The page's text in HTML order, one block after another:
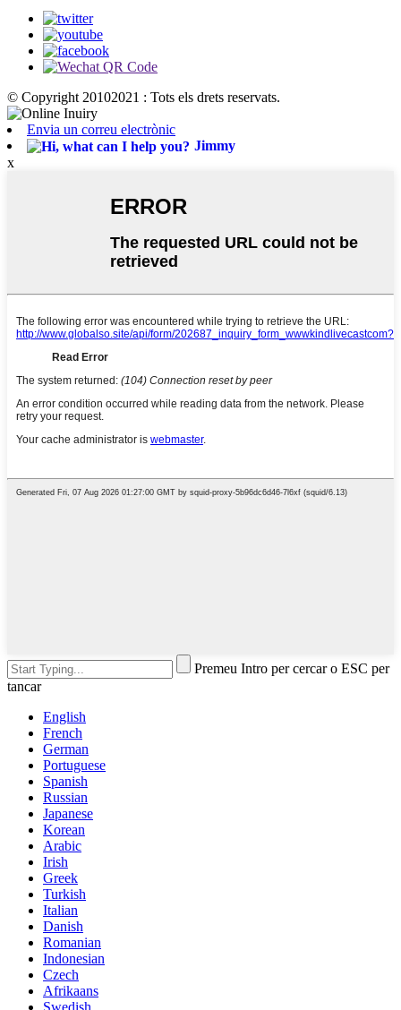
© Copyright 20102021 : Tots els drets reservats.
Envia un correu electrònic
Jimmy
x
Premeu Intro per cercar o ESC per
tancar
English
French
German
Portuguese
Spanish
Russian
Japanese
Korean
Arabic
Irish
Greek
Turkish
Italian
Danish
Romanian
Indonesian
Czech
Afrikaans
Swedish